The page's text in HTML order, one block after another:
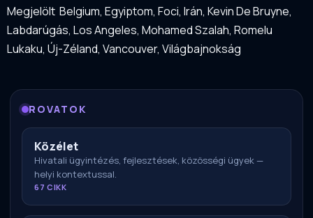
Megjelölt Belgium,Egyiptom,Foci,Irán,Kevin De Bruyne,
Labdarúgás, Los Angeles, Mohamed Szalah, Romelu
Lukaku, Új-Zéland, Vancouver, Világbajnokság
ROVATOK
Közélet
Hivatali ügyintézés, fejlesztések, közösségi ügyek —
helyi kontextussal.
67 CIKK